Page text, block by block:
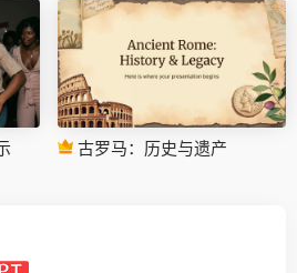
古罗马：历史与遗产